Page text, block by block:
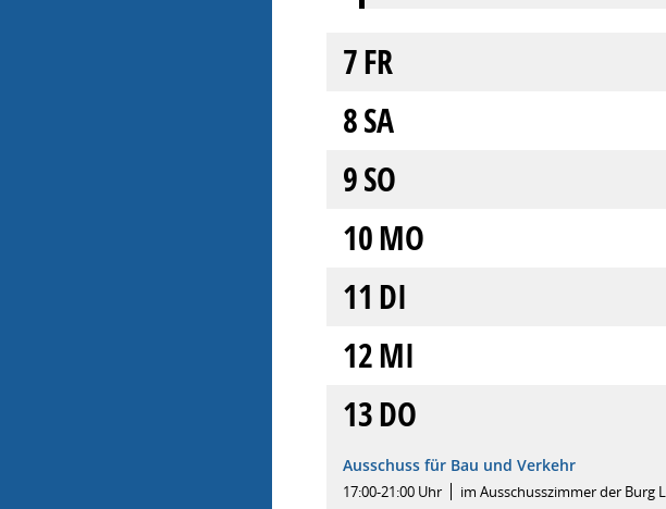
7FR
8SA
9SO
10MO
11 DI
12MI
13DO
Ausschuss für Bau und Verkehr
17:00-21:00 Uhr im Ausschusszimmer der Burg